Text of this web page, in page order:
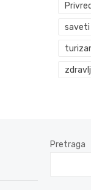
saveti
Pretraga